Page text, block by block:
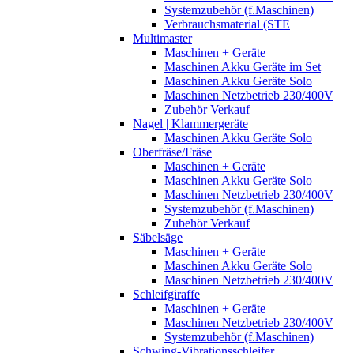
Systemzubehör (f.Maschinen)
Verbrauchsmaterial (STE
Multimaster
Maschinen + Geräte
Maschinen Akku Geräte im Set
Maschinen Akku Geräte Solo
Maschinen Netzbetrieb 230/400V
Zubehör Verkauf
Nagel | Klammergeräte
Maschinen Akku Geräte Solo
Oberfräse/Fräse
Maschinen + Geräte
Maschinen Akku Geräte Solo
Maschinen Netzbetrieb 230/400V
Systemzubehör (f.Maschinen)
Zubehör Verkauf
Säbelsäge
Maschinen + Geräte
Maschinen Akku Geräte Solo
Maschinen Netzbetrieb 230/400V
Schleifgiraffe
Maschinen + Geräte
Maschinen Netzbetrieb 230/400V
Systemzubehör (f.Maschinen)